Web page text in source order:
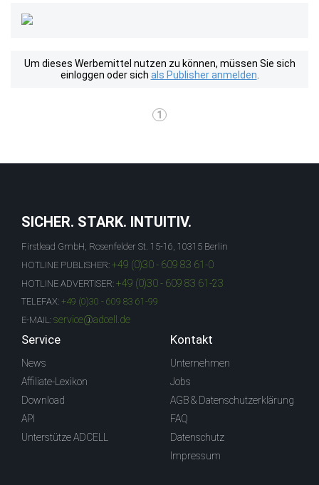
Um dieses Werbemittel nutzen zu können, müssen Sie sich
einloggen oder sich als Publisher anmelden
1
SICHER. STARK. INTUITIV.
Firstlead GmbH, Rosenfelder St. 15-16, 10315 Berlin
HOTLINE PUBLISHER: +49 (0)30 - 609 83 61-0
HOTLINE ADVERTISER: +49 (0)30 - 609 83 61-23
TELEFAX: +49 (0)30 - 609 83 61-99
E-MAIL: service@adcell.de
Service
News
Affiliate-Lexikon
Download
API
Unterstütze ADCELL
Kontakt
Unternehmen
Jobs
AGB & Datenschutzerklärung
FAQ
Datenschutz
Impressum